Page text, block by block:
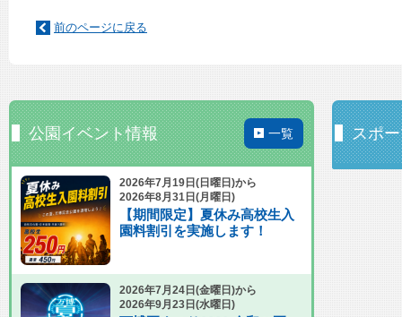
前のページに戻る
公園イベント情報 一覧
2026年7月19日(日曜日)から
2026年8月31日(月曜日)
【期間限定】夏休み高校生入
園料割引を実施します！
2026年7月24日(金曜日)から
2026年9月23日(水曜日)
スポ